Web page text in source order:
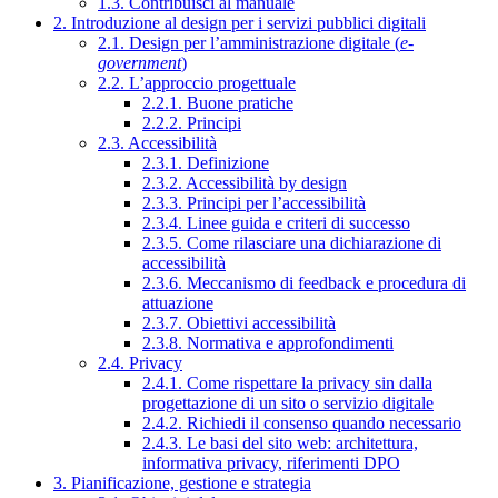
2. Introduzione al design per i servizi pubblici digitali
2.1. Design per l’amministrazione digitale (e-
government)
2.2. L’approccio progettuale
2.2.1. Buone pratiche
2.2.2. Principi
2.3. Accessibilità
2.3.1. Definizione
2.3.2. Accessibilità by design
2.3.3. Principi per l’accessibilità
2.3.4. Linee guida e criteri di successo
2.3.5. Come rilasciare una dichiarazione di
accessibilità
2.3.6. Meccanismo di feedback e procedura di
attuazione
2.3.7. Obiettivi accessibilità
2.3.8. Normativa e approfondimenti
2.4. Privacy
2.4.1. Come rispettare la privacy sin dalla
progettazione di un sito o servizio digitale
2.4.2. Richiedi il consenso quando necessario
2.4.3. Le basi del sito web: architettura,
informativa privacy, riferimenti DPO
3. Pianificazione, gestione e strategia